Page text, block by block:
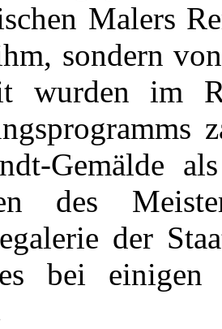
Malers
sondern
wurden im
Gemälde
des
der
bei einigen